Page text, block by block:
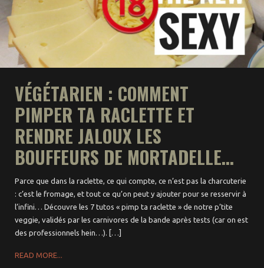
VÉGÉTARIEN : COMMENT
PIMPER TA RACLETTE ET
RENDRE JALOUX LES
BOUFFEURS DE MORTADELLE...
Parce que dans la raclette, ce qui compte, ce n’est pas la charcuterie
: c’est le fromage, et tout ce qu’on peut y ajouter pour se resservir à
l’infini… Découvre les 7 tutos « pimp ta raclette » de notre p’tite
veggie, validés par les carnivores de la bande après tests (car on est
des professionnels hein…). […]
READ MORE...